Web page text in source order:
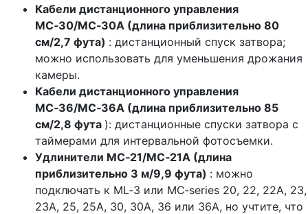
Кабели дистанционного управления
MC‑30/MC‑30A (длина приблизительно 80
см/2,7 фута) : дистанционный спуск затвора;
можно использовать для уменьшения дрожания
камеры.
Кабели дистанционного управления
MC‑36/MC‑36A (длина приблизительно 85
см/2,8 фута ): дистанционные спуски затвора с
таймерами для интервальной фотосъемки.
Удлинители MC‑21/MC‑21A (длина
приблизительно 3 м/9,9 фута) : можно
подключать к ML‑3 или MC‑series 20, 22, 22A, 23,
23A, 25, 25A, 30, 30A, 36 или 36A, но учтите, что